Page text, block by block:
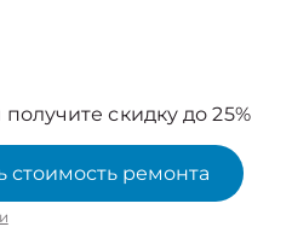
скидку до 25%
стоимость ремонта